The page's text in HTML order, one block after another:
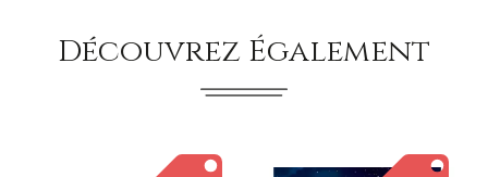
Découvrez Également